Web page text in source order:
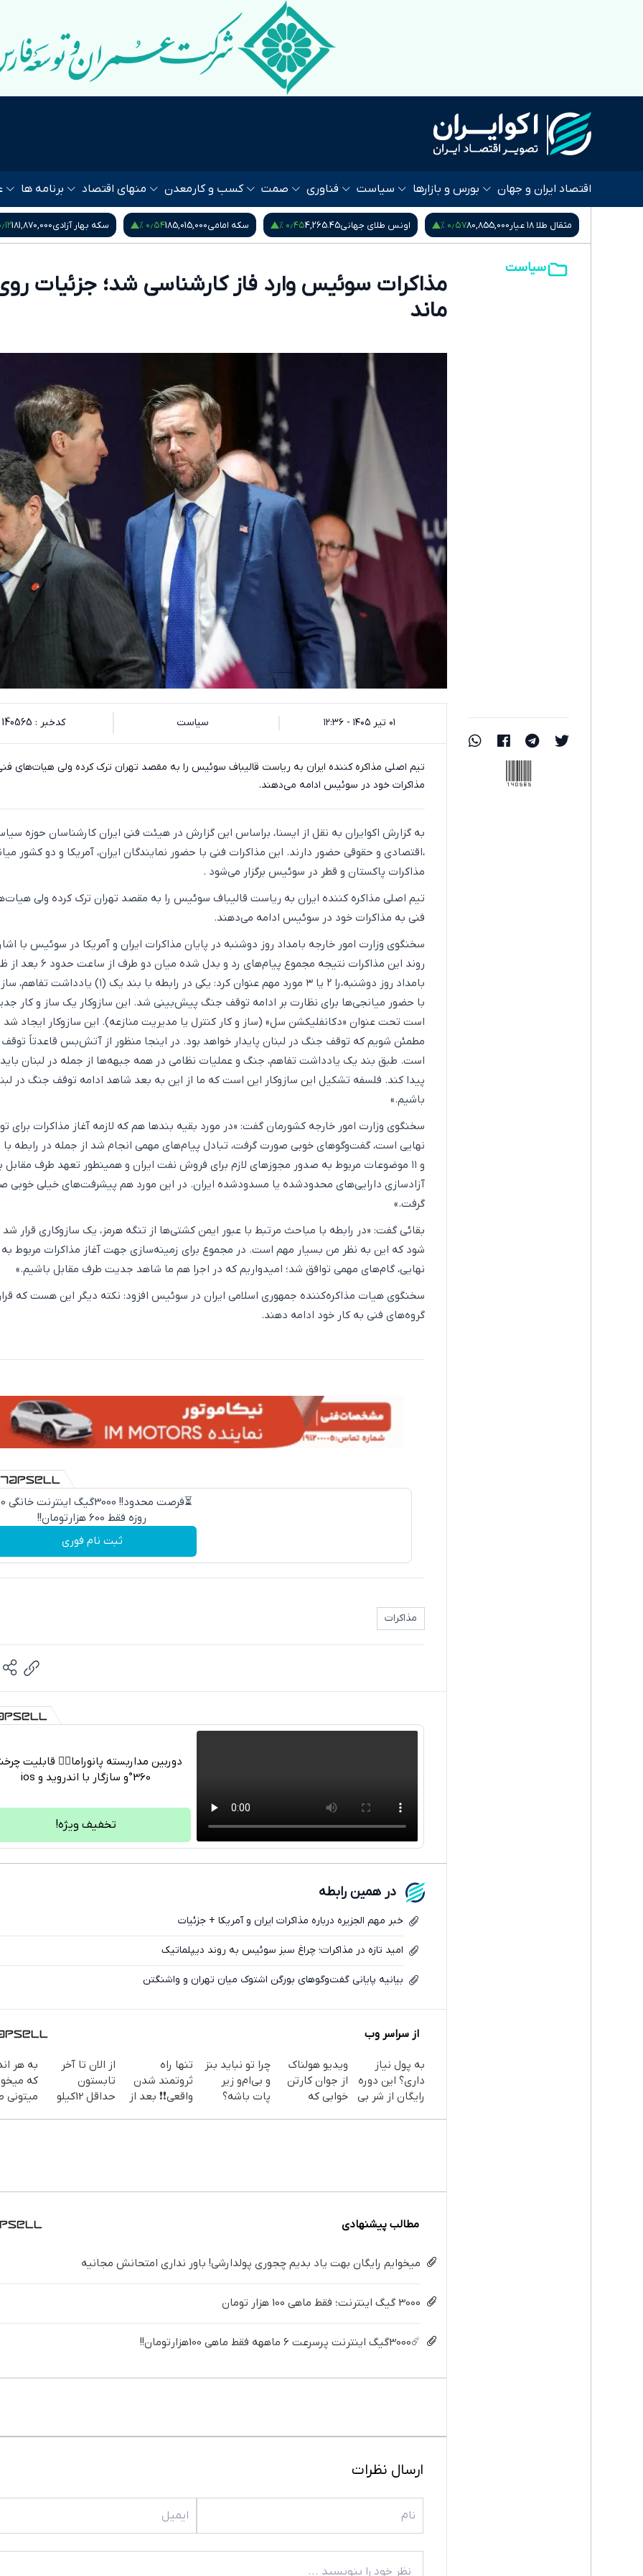
اقتصاد ایران و جهان بورس و بازارها سیاست فناوری صمت کسب و کار معدن منهای اقتصاد برنامه ها
اونس طلای جهانی4,265.45۰٫۴۵ % سکه امامی185,015,000۰٫۵۴ % سکه بهار آزادی181,870,000۰٫۱۲ % نیم سکه95,000,000۰٫۵۳ %
سیاست
مذاکرات سوئیس وارد فاز کارشناسی شد؛ جزئیات
ماند
۰۱ تیر ۱۴۰۵ - ۱۲:۳۶ سیاست کدخبر : 140565
تیم اصلی مذاکره کننده ایران به ریاست قالیباف سوئیس را به مقصد تهران ترک کرده ولی هیات‌های
مذاکرات خود در سوئیس ادامه می‌دهند.
به گزارش اکوایران به نقل از ایسنا، براساس این گزارش در هیئت فنی ایران کارشناسان حوزه
،اقتصادی و حقوقی حضور دارند. این مذاکرات فنی با حضور نمایندگان ایران، آمریکا و دو کشور
مذاکرات پاکستان و قطر در سوئیس برگزار می‌شود .
تیم اصلی مذاکره کننده ایران به ریاست قالیباف سوئیس را به مقصد تهران ترک کرده ولی
فنی به مذاکرات خود در سوئیس ادامه می‌دهند.
سخنگوی وزارت امور خارجه بامداد روز دوشنبه در پایان مذاکرات ایران و آمریکا در سوئیس با
روند این مذاکرات نتیجه مجموع پیام‌های رد و بدل شده میان
بامداد روز دوشنبه،را ۲ یا ۳ مورد مهم عنوان کرد: یکی در رابطه با بند یک (۱)
با حضور میانجی‌ها برای نظارت بر ادامه توقف جنگ پیش‌بینی شد. این سازوکار یک ساز و کار
است تحت عنوان «دکانفلیکشن سل» (ساز و کار کنترل یا مدیریت منازعه). این سازوکار ایجاد شد
مطمئن شویم که توقف جنگ در لبنان پایدار خواهد بود. در اینجا منظور از آتش‌بس قاعدتاً
است. طبق بند یک یادداشت تفاهم، جنگ و عملیات نظامی در همه جبهه‌ها از جمله در لبنان
پیدا کند. فلسفه تشکیل این سازوکار این است که ما از این به بعد شاهد ادامه توقف جنگ در
باشیم.»
سخنگوی وزارت امور خارجه کشورمان گفت: «در مورد بقیه بندها هم که لازمه آغاز مذاکرات برای
و ۱۱ موضوعات مربوط به صدور مجوزهای لازم برای فروش نفت ایران و همینطور تعهد طرف مقابل
آزادسازی دارایی‌های محدودشده یا مسدودشده ایران. در این مورد هم پیشرفت‌های خیلی خوبی
گرفت.»
بقائی گفت: «در رابطه با مباحث مرتبط با عبور ایمن کشتی‌ها از تنگه هرمز، یک سازوکاری قرار شد
شود که این به نظر من بسیار مهم است. در مجموع برای زمینه‌سازی جهت آغاز مذاکرات مربوط به
نهایی، گام‌های مهمی توافق شد؛ امیدواریم که در اجرا هم ما شاهد جدیت طرف مقابل باشیم.»
سخنگوی هیات مذاکره‌کننده جمهوری اسلامی ایران در سوئیس افزود: نکته دیگر این هست که
گروه‌های فنی به کار خود ادامه دهند.
⏳فرصت
روزه فقط 600 هزارتومان!!
ثبت نام فوری
مذاکرات
تلگرام
فیسبوک
دوربین مداربسته پانوراما👈🏻 قابلیت
360°و سازگار با اندروید و ios
تخفیف ویژه!
در همین رابطه
خبر مهم الجزیره درباره مذاکرات ایران و آمریکا + جزئیات
امید تازه در مذاکرات؛ چراغ سبز سوئیس به روند دیپلماتیک
بیانیه پایانی گفت‌وگوهای بورگن اشتوک میان تهران و واشنگتن
از سراسر وب
به پول نیاز
داری؟ این دوره
رایگان از شر بی
ویدیو هولناک
از جوان کارتن
خوابی که
چرا تو نباید بنز
و بی‌ام‌و زیر
پات باشه؟
تنها راه
ثروتمند شدن
واقعی❗❗ بعد از
از الان تا آخر
تابستون
حداقل 12کیلو
به هر
که
میتونی
مطالب پیشنهادی
میخوایم رایگان بهت یاد بدیم چجوری پولدارشی! باور نداری امتحانش مجانیه
3000 گیگ اینترنت؛ فقط ماهی 100 هزار تومان
☄️3000گیگ اینترنت پرسرعت 6 ماههه فقط ماهی 100هزارتومان!!
ارسال نظرات